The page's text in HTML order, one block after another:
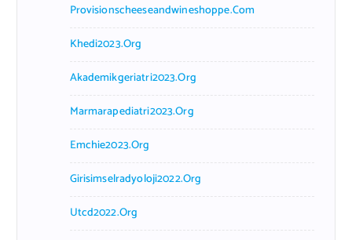
Provisionscheeseandwineshoppe.com
Khedi2023.org
Akademikgeriatri2023.org
Marmarapediatri2023.org
Emchie2023.org
Girisimselradyoloji2022.org
Utcd2022.org